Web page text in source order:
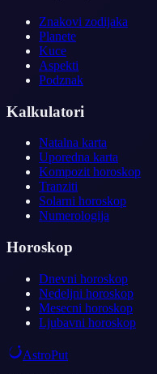
Znakovi zodijaka
Planete
Kuce
Aspekti
Podznak
Kalkulatori
Natalna karta
Uporedna karta
Kompozit horoskop
Tranziti
Solarni horoskop
Numerologija
Horoskop
Dnevni horoskop
Nedeljni horoskop
Mesecni horoskop
Ljubavni horoskop
AstroPut